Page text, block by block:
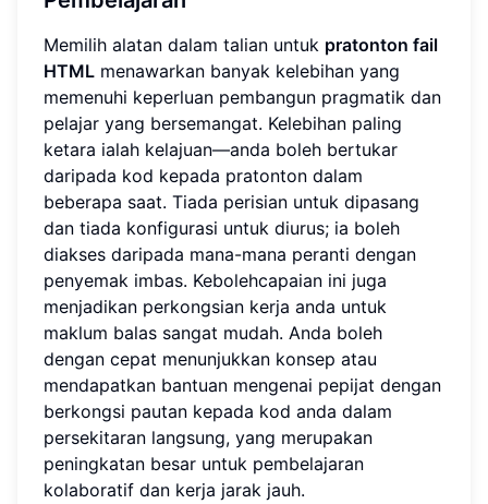
Memilih alatan dalam talian untuk pratonton fail
HTML menawarkan banyak kelebihan yang
memenuhi keperluan pembangun pragmatik dan
pelajar yang bersemangat. Kelebihan paling
ketara ialah kelajuan—anda boleh bertukar
daripada kod kepada pratonton dalam
beberapa saat. Tiada perisian untuk dipasang
dan tiada konfigurasi untuk diurus; ia boleh
diakses daripada mana-mana peranti dengan
penyemak imbas. Kebolehcapaian ini juga
menjadikan perkongsian kerja anda untuk
maklum balas sangat mudah. Anda boleh
dengan cepat menunjukkan konsep atau
mendapatkan bantuan mengenai pepijat dengan
berkongsi pautan kepada kod anda dalam
persekitaran langsung, yang merupakan
peningkatan besar untuk pembelajaran
kolaboratif dan kerja jarak jauh.